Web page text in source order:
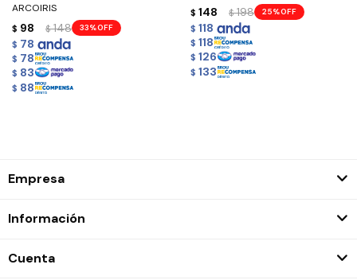
ARCOIRIS
$ 98 $ 148 33
$ 78
$ 78
$ 83
$ 88
$ 148 $ 198 25
$ 118
$ 118
$ 126
$ 133
Empresa
Información
Cuenta